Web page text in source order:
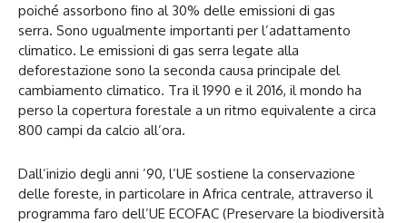
poiché assorbono fino al 30% delle emissioni di gas
serra. Sono ugualmente importanti per l’adattamento
climatico. Le emissioni di gas serra legate alla
deforestazione sono la seconda causa principale del
cambiamento climatico. Tra il 1990 e il 2016, il mondo ha
perso la copertura forestale a un ritmo equivalente a circa
800 campi da calcio all’ora.
Dall’inizio degli anni ’90, l’UE sostiene la conservazione
delle foreste, in particolare in Africa centrale, attraverso il
programma faro dell’UE ECOFAC (Preservare la biodiversità